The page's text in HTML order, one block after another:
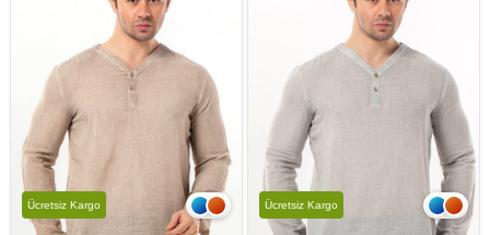
Ücretsiz Kargo Ücretsiz Kargo